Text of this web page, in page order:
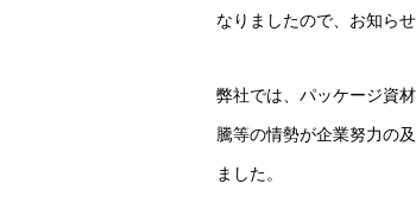
なりましたので、お知らせ
弊社では、パッケージ資
騰等の情勢が企業努力の
ました。